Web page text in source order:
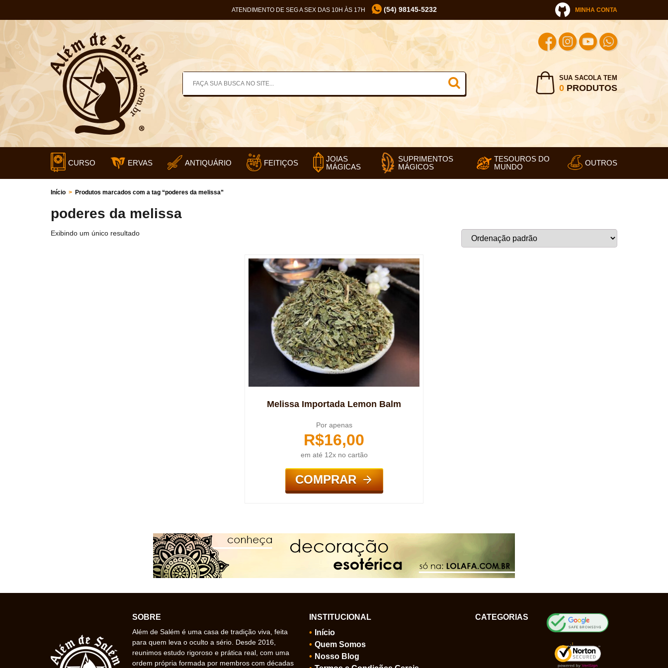
ATENDIMENTO DE SEG A SEX DAS 10H ÀS 17H (54) 98145-5232 MINHA CONTA
SUA SACOLA TEM
0PRODUTOS
CURSO ERVAS ANTIQUÁRIO FEITIÇOS
JOIAS
MÁGICAS
SUPRIMENTOS
MÁGICOS
TESOUROS DO
MUNDO
OUTROS
Início > Produtos marcados com a tag “poderes da melissa”
poderes da melissa
Exibindo um único resultado
Melissa Importada Lemon Balm
Por apenas
R$16,00
em até 12x no cartão
COMPRAR
SOBRE
Além de Salém é uma casa de tradição viva, feita
para quem leva o oculto a sério. Desde 2016,
reunimos estudo rigoroso e prática real, com uma
ordem própria formada por membros com décadas
INSTITUCIONAL
Início
Quem Somos
Nosso Blog
CATEGORIAS